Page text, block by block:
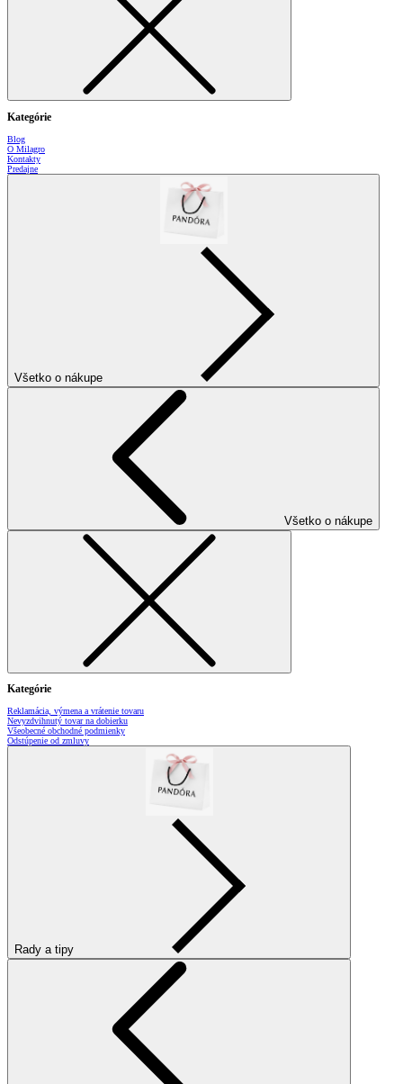
Kategórie
Blog
O Milagro
Kontakty
Predajne
Všetko o nákupe
Všetko o nákupe
Kategórie
Reklamácia, výmena a vrátenie tovaru
Nevyzdvihnutý tovar na dobierku
Všeobecné obchodné podmienky
Odstúpenie od zmluvy
Rady a tipy